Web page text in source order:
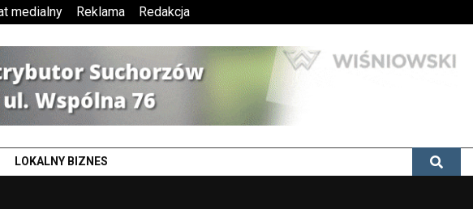
medialny Reklama Redakcja
LOKALNY BIZNES